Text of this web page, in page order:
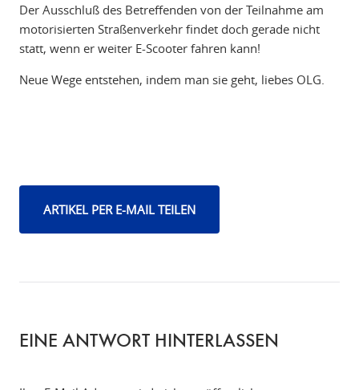
Der Ausschluß des Betreffenden von der Teilnahme am
motorisierten Straßenverkehr findet doch gerade nicht
statt, wenn er weiter E-Scooter fahren kann!
Neue Wege entstehen, indem man sie geht, liebes OLG.
ARTIKEL PER E-MAIL TEILEN
EINE ANTWORT HINTERLASSEN